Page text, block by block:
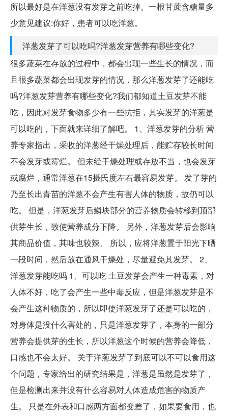
所以最好是在洋葱没有发芽之前吃掉。一根甘蔗含糖量多
少意见建议:你好，患者可以吃洋葱。
洋葱发芽了可以吃吗?洋葱发芽营养有哪些变化?
很多蔬菜在存放的过程中，都会出现一些生长的情况，而
且很多蔬菜都会出现发芽的情况，那么洋葱发芽了还能吃
吗?洋葱发芽营养有哪些变化?我们都知道土豆发芽不能
吃，因此对发芽食物多少有一些抗拒，其实发芽的洋葱是
可以吃的，下面就来详细了解吧。 1、洋葱发芽的分析 营
养专家指出，采收的洋葱经干燥处理后，能贮存较长时间
不会发芽或霉烂。 但未经干燥处理或存放不当，也会发芽
或腐烂，通常洋葱在15摄氏度左右最容易发芽。 发了芽的
乃至长出青苗的洋葱不会产生有害人体的物质，故仍可以
吃。 但是，洋葱发芽后鳞块部分的营养物质会转移到顶部
供芽生长，致使营养成分下降。 另外，洋葱发芽后会影响
其商品价值，其味也较辣。 所以，应将洋葱置于阳光下晒
一段时间，然后放在通风干燥处，尽量避免其发芽。 2、
洋葱发芽能吃吗 1、可以吃 土豆发芽会产生一种毒素，对
人体不好，吃了会产生一些中毒反应，但是洋葱发芽是不
会产生这种物质的，所以即使洋葱发芽了还是可以吃的，
对身体是没什么害处的，只是洋葱发芽了，本身的一部分
营养会提供芽的生长，所以洋葱这个时候的营养会降低，
口感也不会太好。 关于洋葱发芽了到底可以不可以食用这
个问题，专家给出的研究结果是，洋葱是虽然是发芽了，
但是检测出来并没有什么容易对人体造成危害的物质产
生。 只是在外表和口感两方面都变差了，如果要食用，也